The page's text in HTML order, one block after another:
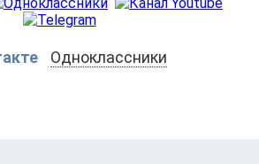
Одноклассники